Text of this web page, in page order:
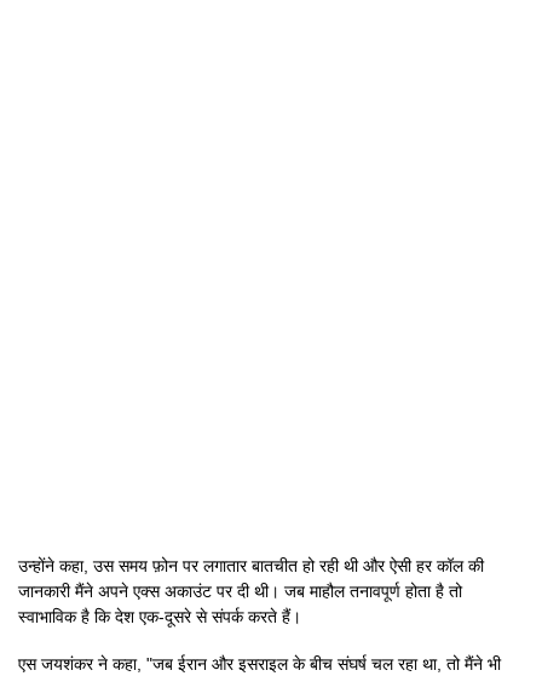
उन्होंने कहा, उस समय फ़ोन पर लगातार बातचीत हो रही थी और ऐसी हर कॉल की
जानकारी मैंने अपने एक्स अकाउंट पर दी थी। जब माहौल तनावपूर्ण होता है तो
स्वाभाविक है कि देश एक-दूसरे से संपर्क करते हैं।
एस जयशंकर ने कहा, "जब ईरान और इसराइल के बीच संघर्ष चल रहा था, तो मैंने भी